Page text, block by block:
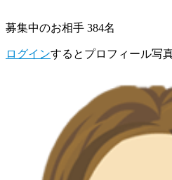
募集中のお相手 384名
ログインするとプロフィール写